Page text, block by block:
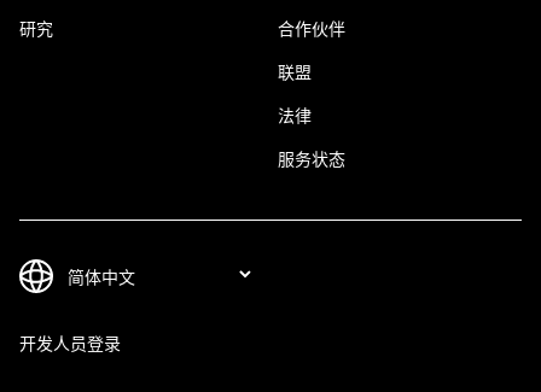
研究 合作伙伴
联盟
法律
服务状态
开发人员登录